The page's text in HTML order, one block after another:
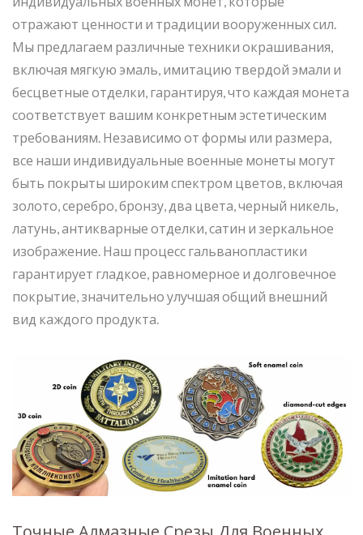
отражают ценности и традиции вооруженных сил.
Мы предлагаем различные техники окрашивания,
включая мягкую эмаль, имитацию твердой эмали и
бесцветные отделки, гарантируя, что каждая монета
соответствует вашим конкретным эстетическим
требованиям. Независимо от формы или размера,
все наши индивидуальные военные монеты могут
быть покрыты широким спектром цветов, включая
золото, серебро, бронзу, два цвета, черный никель,
латунь, антикварные отделки, сатин и зеркальное
изображение. Наш процесс гальванопластики
гарантирует гладкое, равномерное и долговечное
покрытие, значительно улучшая общий внешний
вид каждого продукта.